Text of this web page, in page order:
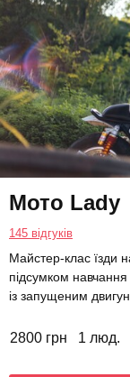
Мото Lady
145 відгуків
Майстер-клас їзди
підсумком навчання
із запущеним
2800 грн 1 люд.